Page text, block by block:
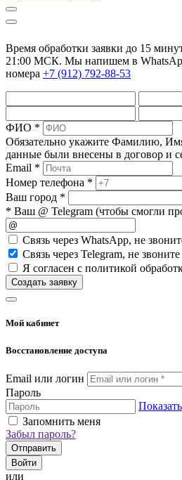
Время обработки заявки до 15
21:00 МСК. Мы напишем в
номера +7 (912) 792-88-53
ФИО *
Обязательно укажите Фамилию,
данные были внесены в договор и
Email *
Номер телефона *
Ваш город *
* Ваш @ Telegram (чтобы смогли
Cвязь через WhatsApp, не
Cвязь через Telegram, не звоните
Я согласен с политикой
Создать заявку
Мой кабинет
Восстановление доступа
Email или логин
Пароль
Показать
Запомнить меня
Забыл пароль?
Отправить
Войти
или